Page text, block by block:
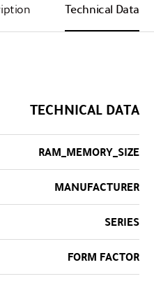
Technical Data
TECHNICAL DATA
RAM_MEMORY_SIZE
MANUFACTURER
SERIES
FORM FACTOR